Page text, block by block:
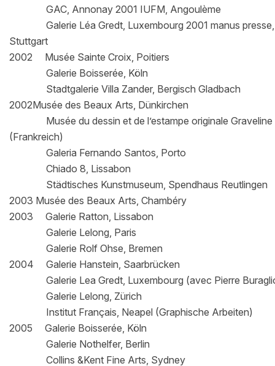
GAC, Annonay 2001 IUFM, Angoulème
Galerie Léa Gredt, Luxembourg 2001 manus presse,
Stuttgart
2002 Musée Sainte Croix, Poitiers
Galerie Boisserée, Köln
Stadtgalerie Villa Zander, Bergisch Gladbach
2002Musée des Beaux Arts, Dünkirchen
Musée du dessin et de l’estampe originale Graveline
(Frankreich)
Galeria Fernando Santos, Porto
Chiado 8, Lissabon
Städtisches Kunstmuseum, Spendhaus Reutlingen
2003 Musée des Beaux Arts, Chambéry
2003 Galerie Ratton, Lissabon
Galerie Lelong, Paris
Galerie Rolf Ohse, Bremen
2004 Galerie Hanstein, Saarbrücken
Galerie Lea Gredt, Luxembourg (avec Pierre
Galerie Lelong, Zürich
Institut Français, Neapel (Graphische Arbeiten)
2005 Galerie Boisserée, Köln
Galerie Nothelfer, Berlin
Collins &Kent Fine Arts, Sydney